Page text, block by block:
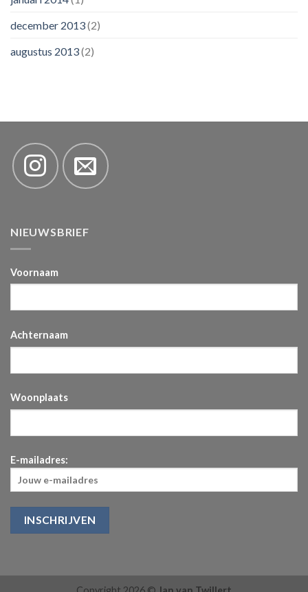
december 2013(2)
augustus 2013(2)
NIEUWSBRIEF
Voornaam
Achternaam
Woonplaats
E-mailadres: